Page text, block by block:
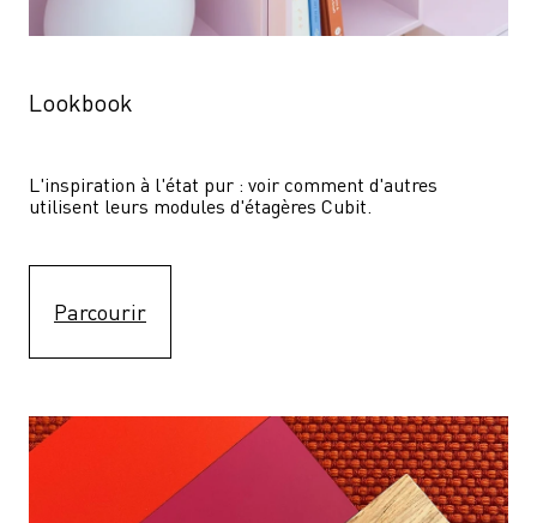
Lookbook
L'inspiration à l'état pur : voir comment d'autres
utilisent leurs modules d'étagères Cubit.
Parcourir